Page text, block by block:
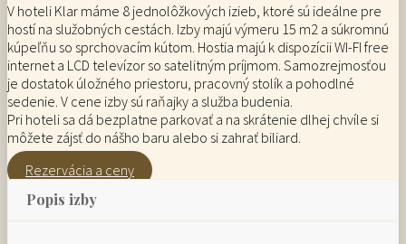
V hoteli Klar máme 8 jednolôžkových izieb, ktoré sú ideálne pre
hostí na služobných cestách. Izby majú výmeru 15 m2 a súkromnú
kúpeľňu so sprchovacím kútom. Hostia majú k dispozícii WI-FI free
internet a LCD televízor so satelitným príjmom. Samozrejmosťou
je dostatok úložného priestoru, pracovný stolík a pohodlné
sedenie. V cene izby sú raňajky a služba budenia.
Pri hoteli sa dá bezplatne parkovať a na skrátenie dlhej chvíle si
môžete zájsť do nášho baru alebo si zahrať biliard.
Rezervácia a ceny
Popis izby